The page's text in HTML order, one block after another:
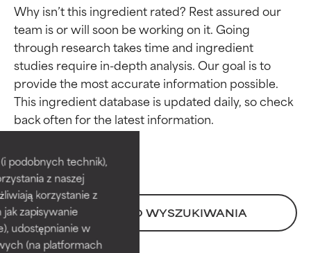
podobnych technik),
z naszej
korzystanie z
zapisywanie
udostępnianie w
(na platformach
Why isn’t this ingredient rated? Rest assured our
team is or will soon be working on it. Going
through research takes time and ingredient
studies require in-depth analysis. Our goal is to
provide the most accurate information possible.
This ingredient database is updated daily, so check
POWRÓT DO WYSZUKIWANIA
Oceny składników
BEST
Udowodnione i potwierdzone
przez niezależne badania.
Wyjątkowy składnik aktywny
odpowiedni dla większości
typów skóry i problemów
Oceny składników
BEST
Udowodnione i potwierdzone
przez niezależne badania.
Wyjątkowy składnik aktywny
odpowiedni dla większości
typów skóry i problemów